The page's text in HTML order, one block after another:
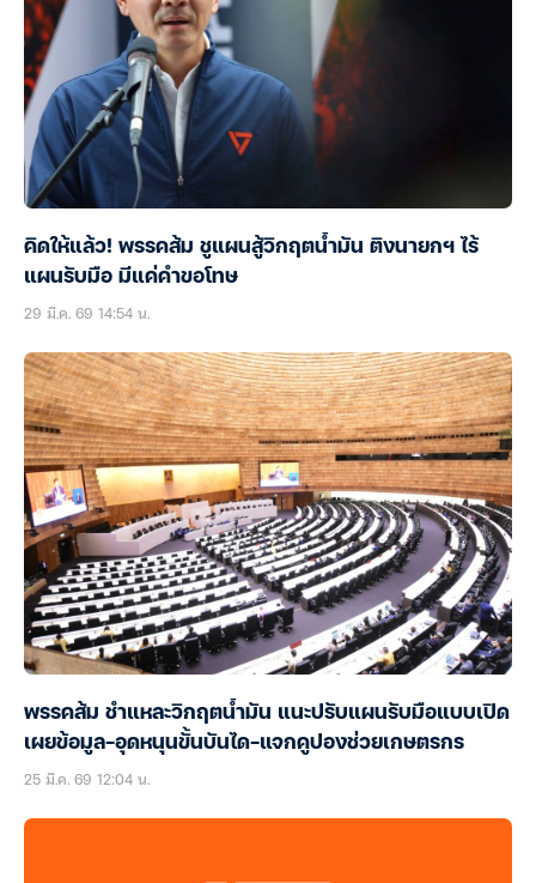
คิดให้แล้ว! พรรคส้ม ชูแผนสู้วิกฤตน้ำมัน ติงนายกฯ ไร้
แผนรับมือ มีแค่คำขอโทษ
29 มี.ค. 69 14:54 น.
พรรคส้ม ชำแหละวิกฤตน้ำมัน แนะปรับแผนรับมือแบบเปิด
เผยข้อมูล-อุดหนุนขั้นบันได-แจกคูปองช่วยเกษตรกร
25 มี.ค. 69 12:04 น.